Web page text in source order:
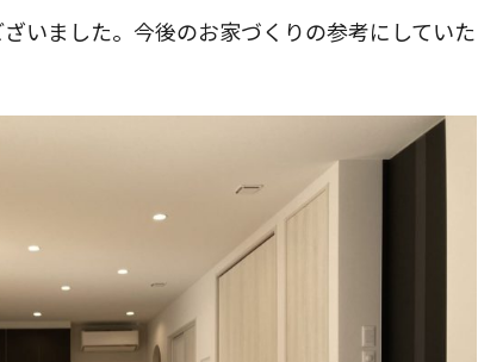
を
ト
いました。今後のお家づくりの参考にしていた